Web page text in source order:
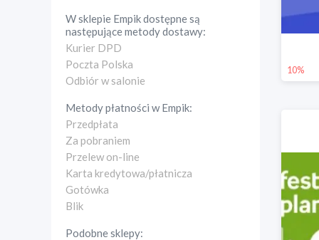
W sklepie Empikdostępne są
następujące metody dostawy:
Kurier DPD
Poczta Polska
Odbiór w salonie
Metody płatności wEmpik:
Przedpłata
Za pobraniem
Przelew on-line
Karta kredytowa/płatnicza
Gotówka
Blik
Podobne sklepy:
10%